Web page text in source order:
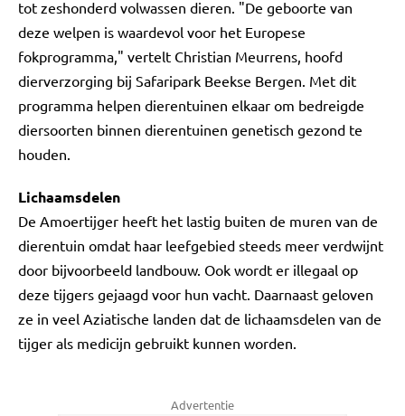
tot zeshonderd volwassen dieren. "De geboorte van
deze welpen is waardevol voor het Europese
fokprogramma," vertelt Christian Meurrens, hoofd
dierverzorging bij Safaripark Beekse Bergen. Met dit
programma helpen dierentuinen elkaar om bedreigde
diersoorten binnen dierentuinen genetisch gezond te
houden.
Lichaamsdelen
De Amoertijger heeft het lastig buiten de muren van de
dierentuin omdat haar leefgebied steeds meer verdwijnt
door bijvoorbeeld landbouw. Ook wordt er illegaal op
deze tijgers gejaagd voor hun vacht. Daarnaast geloven
ze in veel Aziatische landen dat de lichaamsdelen van de
tijger als medicijn gebruikt kunnen worden.
Advertentie